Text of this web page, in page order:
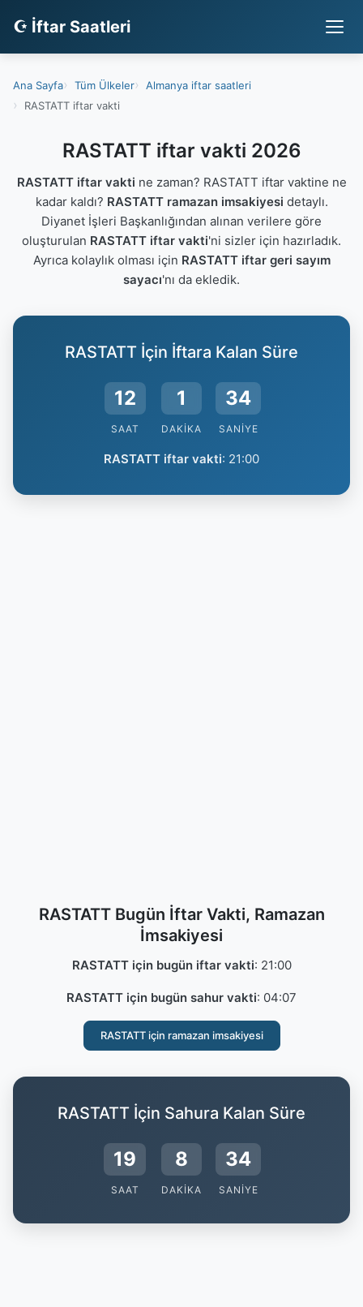
☪ İftar Saatleri
Ana Sayfa Tüm Ülkeler
Almanya iftar saatleri
RASTATT iftar vakti
RASTATT iftar vakti 2026
RASTATT iftar vakti ne zaman? RASTATT iftar vaktine ne
kadar kaldı? RASTATT ramazan imsakiyesi detaylı.
Diyanet İşleri Başkanlığından alınan verilere göre
oluşturulan RASTATT iftar vakti'ni sizler için hazırladık.
Ayrıca kolaylık olması için RASTATT iftar geri sayım
sayacı'nı da ekledik.
RASTATT İçin İftara Kalan Süre
12
SAAT
1
DAKIKA
33
SANIYE
RASTATT iftar vakti: 21:00
RASTATT Bugün İftar Vakti, Ramazan
İmsakiyesi
RASTATT için bugün iftar vakti: 21:00
RASTATT için bugün sahur vakti: 04:07
RASTATT için ramazan imsakiyesi
RASTATT İçin Sahura Kalan Süre
19
SAAT
8
DAKIKA
33
SANIYE